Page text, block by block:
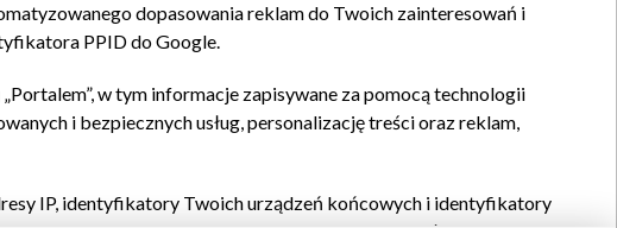
dopasowania reklam do Twoich zainteresowań i
PPID do Google.
w tym informacje zapisywane za pomocą technologii
i bezpiecznych usług, personalizację treści oraz reklam,
IP, identyfikatory Twoich urządzeń końcowych i identyfikatory